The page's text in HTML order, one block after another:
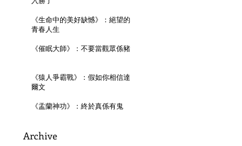
《生命中的美好缺憾》：絕望的
青春人生
《催眠大師》：不要當觀眾係豬
《猿人爭霸戰》：假如你相信達
爾文
《盂蘭神功》：終於真係有鬼
Archive